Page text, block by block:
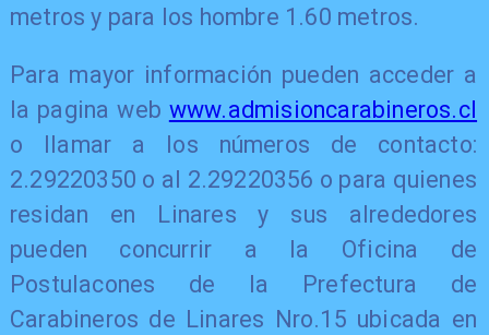
metros y para los hombre 1.60 metros.
​Para mayor información pueden acceder a
la pagina web www.admisioncarabineros.cl
o llamar a los números de contacto:
2.29220350 o al 2.29220356 o para quienes
residan en Linares y sus alrededores
pueden concurrir a la Oficina de
Postulacones de la Prefectura de
Carabineros de Linares Nro.15 ubicada en